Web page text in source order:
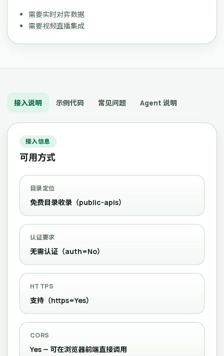
需要实时对弈数据
需要视频直播集成
接入说明 示例代码 常见问题 Agent 说明
接入信息
可用方式
目录定位
免费目录收录（public-apis）
认证要求
无需认证（auth=No）
HTTPS
支持（https=Yes）
CORS
Yes — 可在浏览器前端直接调用